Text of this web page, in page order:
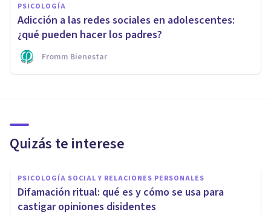
PSICOLOGÍA
Adicción a las redes sociales en adolescentes:
¿qué pueden hacer los padres?
Fromm Bienestar
Quizás te interese
PSICOLOGÍA SOCIAL Y RELACIONES PERSONALES
Difamación ritual: qué es y cómo se usa para
castigar opiniones disidentes